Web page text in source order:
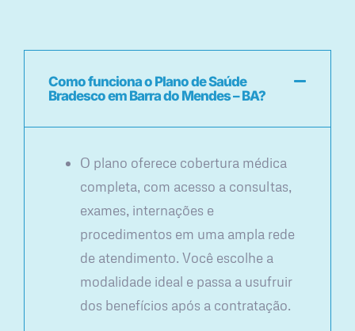
Como funciona o Plano de Saúde
Bradesco em Barra do Mendes – BA?
O plano oferece cobertura médica
completa, com acesso a consultas,
exames, internações e
procedimentos em uma ampla rede
de atendimento. Você escolhe a
modalidade ideal e passa a usufruir
dos benefícios após a contratação.